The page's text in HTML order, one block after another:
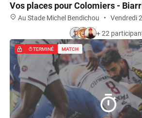
Vos places pour Colomiers -
Au Stade Michel Bendichou •
Vendredi
+ 22
TERMINÉ MATCH